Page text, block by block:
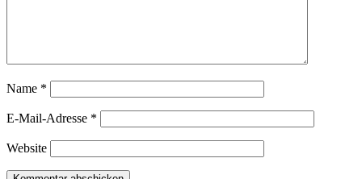
Name *
E-Mail-Adresse *
Website